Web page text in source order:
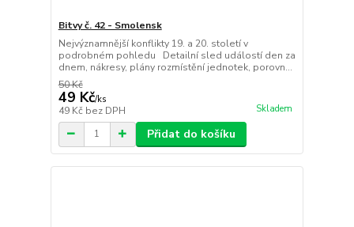
Bitvy č. 42 - Smolensk
Nejvýznamnější konflikty 19. a 20. století v
podrobném pohledu Detailní sled událostí den za
dnem, nákresy, plány rozmístění jednotek, porovn...
50 Kč
49 Kč/ks
49 Kč bez DPH Skladem
Přidat do košíku